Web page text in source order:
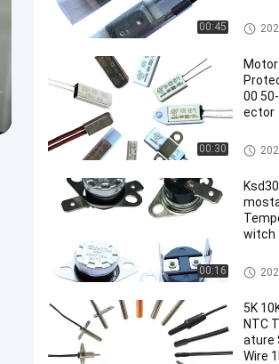
00:45 17AM
00:30
00
ector
00:16
witch
5K
NTC
ature
Wire